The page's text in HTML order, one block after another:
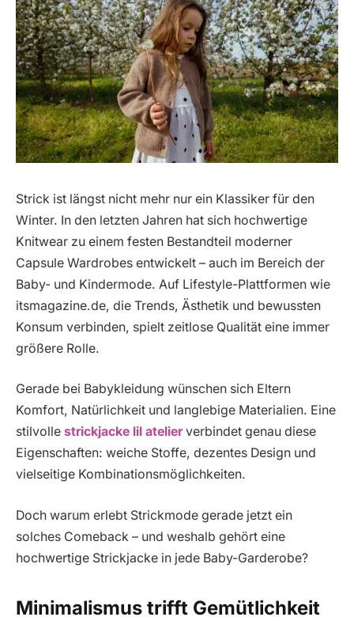
Strick ist längst nicht mehr nur ein Klassiker für den
Winter. In den letzten Jahren hat sich hochwertige
Knitwear zu einem festen Bestandteil moderner
Capsule Wardrobes entwickelt – auch im Bereich der
Baby- und Kindermode. Auf Lifestyle-Plattformen wie
itsmagazine.de, die Trends, Ästhetik und bewussten
Konsum verbinden, spielt zeitlose Qualität eine immer
größere Rolle.
Gerade bei Babykleidung wünschen sich Eltern
Komfort, Natürlichkeit und langlebige Materialien. Eine
stilvolle strickjacke lil atelierverbindet genau diese
Eigenschaften: weiche Stoffe, dezentes Design und
vielseitige Kombinationsmöglichkeiten.
Doch warum erlebt Strickmode gerade jetzt ein
solches Comeback – und weshalb gehört eine
hochwertige Strickjacke in jede Baby-Garderobe?
Minimalismus trifft Gemütlichkeit